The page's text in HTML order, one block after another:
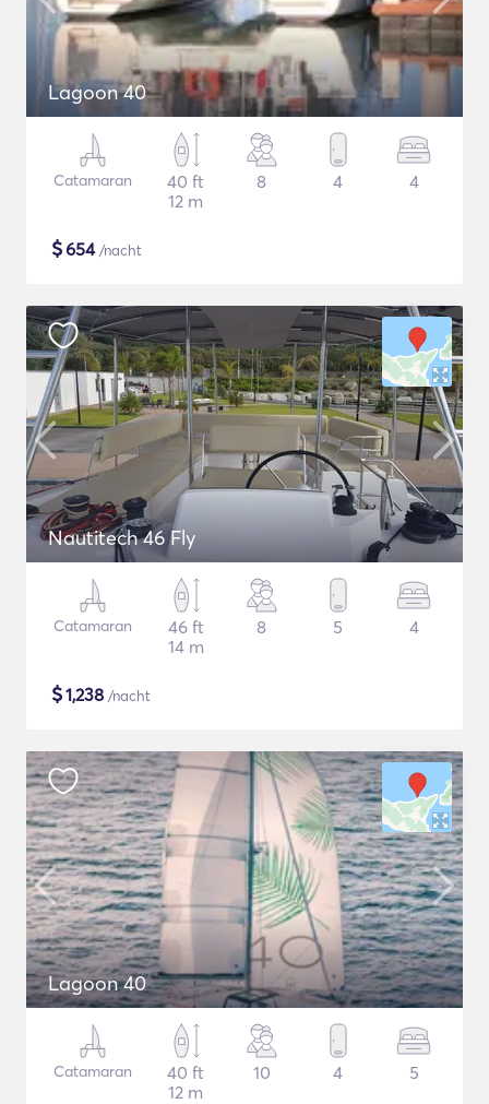
Lagoon 40
Catamaran
40 ft
12 m
8 4 4
$654/nacht
Nautitech 46 Fly
Catamaran
46 ft
14 m
8 5 4
$1,238 /nacht
Lagoon 40
Catamaran
40 ft
12 m
10 4 5